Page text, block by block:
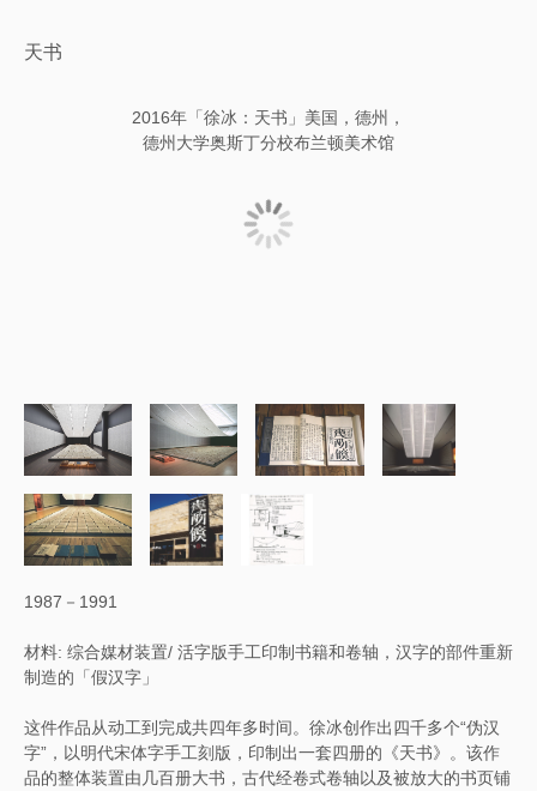
天书
2016年「徐冰：天书」美国，德州，
德州大学奥斯丁分校布兰顿美术馆
1987－1991
材料: 综合媒材装置/ 活字版手工印制书籍和卷轴，汉字的部件重新
制造的「假汉字」
这件作品从动工到完成共四年多时间。徐冰创作出四千多个“伪汉
字”，以明代宋体字手工刻版，印制出一套四册的《天书》。该作
品的整体装置由几百册大书，古代经卷式卷轴以及被放大的书页铺